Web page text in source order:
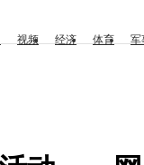
视频 经济 体育 军